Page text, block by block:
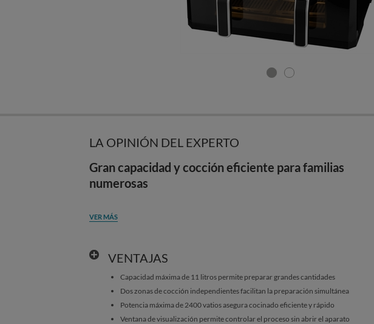
LA OPINIÓN DEL EXPERTO
Gran capacidad y cocción eficiente para familias
numerosas
VER MÁS
VENTAJAS
Capacidad máxima de 11 litros permite preparar grandes cantidades
Dos zonas de cocción independientes facilitan la preparación simultánea
Potencia máxima de 2400 vatios asegura cocinado eficiente y rápido
Ventana de visualización permite controlar el proceso sin abrir el aparato